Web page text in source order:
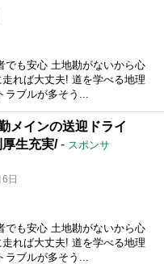
でも安心 土地勘がないから心
れば大丈夫! 道を学べる地理
ブルが多そう...
メインの送迎ドライ
生充実/- スポンサ
日
でも安心 土地勘がないから心
れば大丈夫! 道を学べる地理
ブルが多そう...